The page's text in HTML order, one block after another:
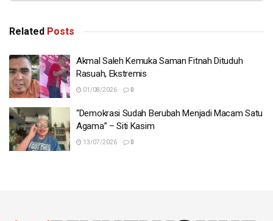
Related Posts
Akmal Saleh Kemuka Saman Fitnah Dituduh
Rasuah, Ekstremis
01/08/2026 0
“Demokrasi Sudah Berubah Menjadi Macam Satu
Agama” – Siti Kasim
13/07/2026 0